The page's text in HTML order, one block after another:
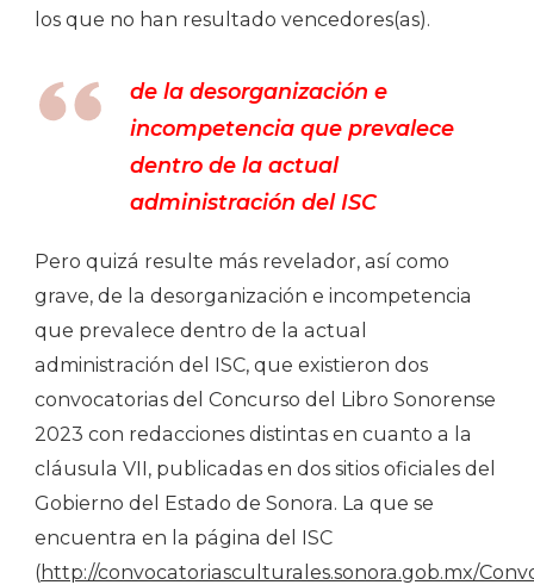
los que no han resultado vencedores(as).
de la desorganización e
incompetencia que prevalece
dentro de la actual
administración del ISC
Pero quizá resulte más revelador, así como
grave, de la desorganización e incompetencia
que prevalece dentro de la actual
administración del ISC, que existieron dos
convocatorias del Concurso del Libro Sonorense
2023 con redacciones distintas en cuanto a la
cláusula VII, publicadas en dos sitios oficiales del
Gobierno del Estado de Sonora. La que se
encuentra en la página del ISC
(http://convocatoriasculturales.sonora.gob.mx/